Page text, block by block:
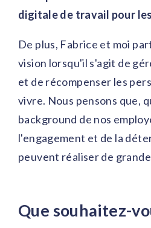
digitale de travail pour
De plus, Fabrice et moi
vision lorsqu'il s'agit de
et de récompenser les
vivre. Nous pensons que,
background de nos
l'engagement et de la
peuvent réaliser de
Que souhaitez-